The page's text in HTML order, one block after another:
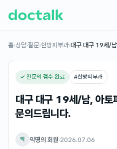
홈›상담·질문›한방피부과›대구 대구 19세/
✓ 전문의 검수 완료 #한방피부과
대구 대구 19세/남, 아토
문의드립니다.
익 익명의 회원·2026.07.06